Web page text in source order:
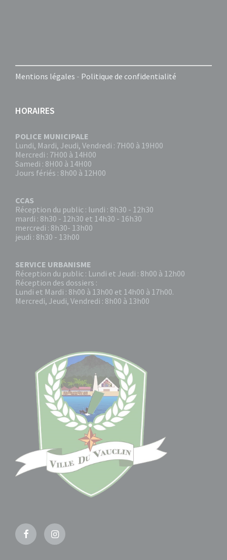
Mentions légales - Politique de confidentialité
HORAIRES
POLICE MUNICIPALE
Lundi, Mardi, Jeudi, Vendredi : 7H00 à 19H00
Mercredi : 7H00 à 14H00
Samedi : 8H00 à 14H00
Jours fériés : 8h00 à 12H00
CCAS
Réception du public : lundi : 8h30 - 12h30
mardi : 8h30 - 12h30 et 14h30 - 16h30
mercredi : 8h30- 13h00
jeudi : 8h30 - 13h00
SERVICE URBANISME
Réception du public : Lundi et Jeudi : 8h00 à 12h00
Réception des dossiers :
Lundi et Mardi : 8h00 à 13h00 et 14h00 à 17h00.
Mercredi, Jeudi, Vendredi : 8h00 à 13h00
FacebookInstagram